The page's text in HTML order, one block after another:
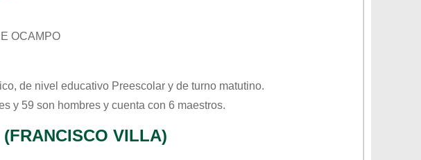
OCAMPO
, de nivel educativo Preescolar y de turno matutino.
y 59 son hombres y cuenta con 6 maestros.
VILLA)